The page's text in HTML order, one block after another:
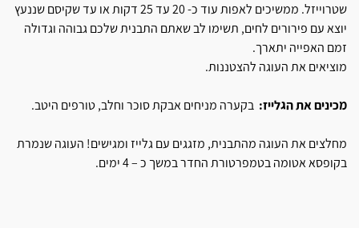
שטרוייזל. ממשיכים לאפות עוד כ- 20 עד 25 דקות או עד שקיסם שננעץ
יוצא עם פירורים לחים, תשימו לב שאתם התבנית שלכם גבוהה וגדולה
זמם האפייה יתארך.
מוציאים את העוגה להצטננות.
מכינים את הגלייז: בקערה מניחים אבקת סוכר וחלב, טורפים היטב.
מחלצים את העוגה מהתבנית, מזגגים עם גלייז ומגישים! העוגה שנמרת
בקופסא אטומה בטמפרטורת החדר במשך כ – 4 ימים.